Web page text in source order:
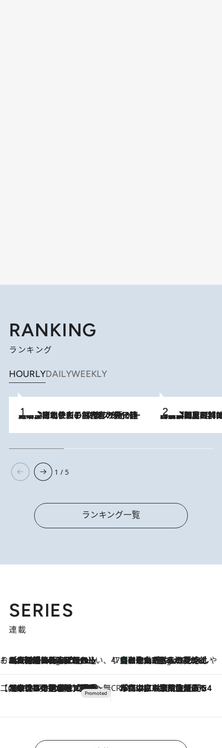
RANKING
ランキング
HOURLYDAILYWEEKLY
2026.8.3
《「文士の子ども被害者の会」発足！》阿川佐和子（72）が語る遠藤周作に北杜夫、劇作家・矢代静一の子どもたちの“文豪プライベート事件簿” 2026.8.8
「最後に見られてよかった」上野動物園の東園パンダ舎が解体前に特別公開。8月16日まで延長されたパネル展と共に辿る“半世紀”のパンダ飼育《解体工事の図面あり》
1 / 5
ランキング一覧
SERIES
連載
そおだよおこの関西おいしい、おやつ紀行3 Hours Ago
［大阪府箕面市］一皿一皿目の前で仕上げられる、料理を巧みに組み込んだアシェットデセールコース「ミチル アシェット デセール（Michiru assiette dessert）」 47都道府県の手みやげ ひんやりスイーツで夏を満喫
3 Hours Ago
【和歌山県】この夏絶対食べたい 冷やしておいしいおやつ3選 みかんがごろっと丸ごと入ったジュレ
【CREA×星野リゾート】唯一無二。癒しと発見が待つ場所へ
2026.8.7
【トンボの足水浴】ヒノキの香りに包まれて涼感マックス！約13℃の湧水かけ流しを避暑地「星野温泉 トンボの湯」で体験 CREA'S CHOICE
2026.8.7
「立川にも歌舞伎があるんだよ」 片岡仁左衛門・市川中車ら豪華座組みで4年目の立川立飛歌舞伎へ